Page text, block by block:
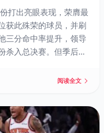
打出亮眼表现，荣膺最
获此殊荣的球员，并刷
三分命中率提升，领导
杀入总决赛。但季后赛
阅读全文